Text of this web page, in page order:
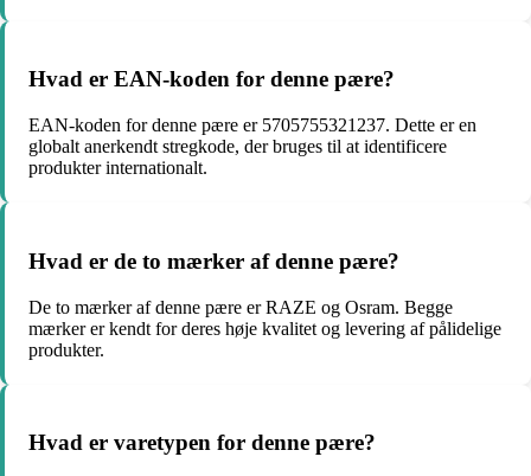
Hvad er EAN-koden for denne pære?
EAN-koden for denne pære er 5705755321237. Dette er en
globalt anerkendt stregkode, der bruges til at identificere
produkter internationalt.
Hvad er de to mærker af denne pære?
De to mærker af denne pære er RAZE og Osram. Begge
mærker er kendt for deres høje kvalitet og levering af pålidelige
produkter.
Hvad er varetypen for denne pære?